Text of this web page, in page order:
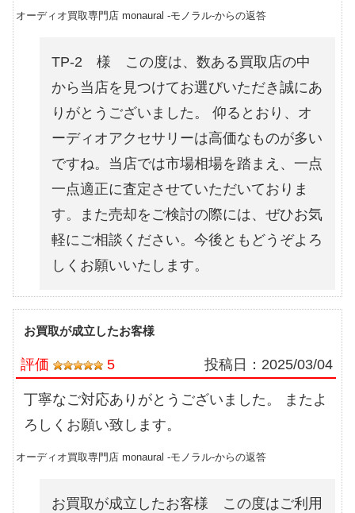
オーディオ買取専門店 monaural -モノラル-からの返答
TP-2 様 この度は、数ある買取店の中
から当店を見つけてお選びいただき誠にあ
りがとうございました。 仰るとおり、オ
ーディオアクセサリーは高価なものが多い
ですね。当店では市場相場を踏まえ、一点
一点適正に査定させていただいておりま
す。また売却をご検討の際には、ぜひお気
軽にご相談ください。今後ともどうぞよろ
しくお願いいたします。
お買取が成立したお客様
評価 5 投稿日： 2025/03/04
丁寧なご対応ありがとうございました。 またよ
ろしくお願い致します。
オーディオ買取専門店 monaural -モノラル-からの返答
お買取が成立したお客様 この度はご利用